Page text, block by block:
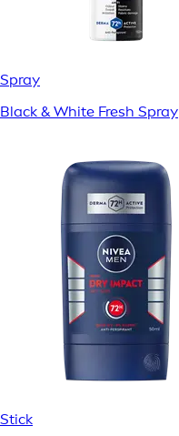
Spray
Black & White Fresh Spray
Stick